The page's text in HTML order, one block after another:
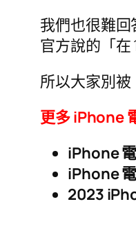
我們也很難
官方說的「在
所以大家別
更多 iPhone
iPhone
iPhone
2023